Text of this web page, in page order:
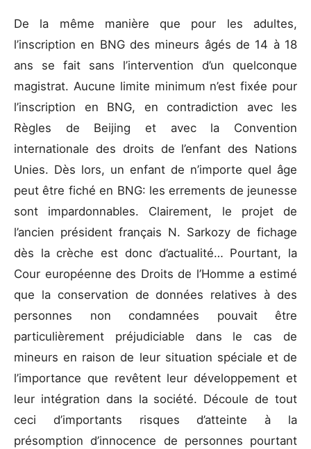
De la même manière que pour les adultes,
l’inscription en BNG des mineurs âgés de 14 à 18
ans se fait sans l’intervention d’un quelconque
magistrat. Aucune limite minimum n’est fixée pour
l’inscription en BNG, en contradiction avec les
Règles de Beijing et avec la Convention
internationale des droits de l’enfant des Nations
Unies. Dès lors, un enfant de n’importe quel âge
peut être fiché en BNG: les errements de jeunesse
sont impardonnables. Clairement, le projet de
l’ancien président français N. Sarkozy de fichage
dès la crèche est donc d’actualité… Pourtant, la
Cour européenne des Droits de l’Homme a estimé
que la conservation de données relatives à des
personnes non condamnées pouvait être
particulièrement préjudiciable dans le cas de
mineurs en raison de leur situation spéciale et de
l’importance que revêtent leur développement et
leur intégration dans la société. Découle de tout
ceci d’importants risques d’atteinte à la
présomption d’innocence de personnes pourtant